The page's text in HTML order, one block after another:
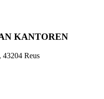
KANTOREN
Reus